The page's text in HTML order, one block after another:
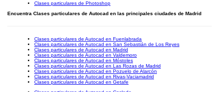
Clases particulares de Photoshop
Encuentra Clases particulares de Autocad en las principales ciudades de Madrid
Clases particulares de Autocad en Fuenlabrada
Clases particulares de Autocad en San Sebastián de Los Reyes
Clases particulares de Autocad en Madrid
Clases particulares de Autocad en Valdemoro
Clases particulares de Autocad en Móstoles
Clases particulares de Autocad en Las Rozas de Madrid
Clases particulares de Autocad en Pozuelo de Alarcón
Clases particulares de Autocad en Rivas-Vaciamadrid
Clases particulares de Autocad en Getafe